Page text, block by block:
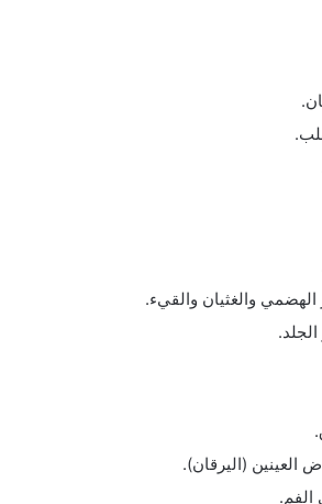
والغثيان والقيء.
العينين (اليرقان).
الفم.